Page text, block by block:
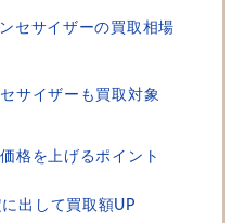
セサイザーの買取相場
サイザーも買取対象
格を上げるポイント
出して買取額UP